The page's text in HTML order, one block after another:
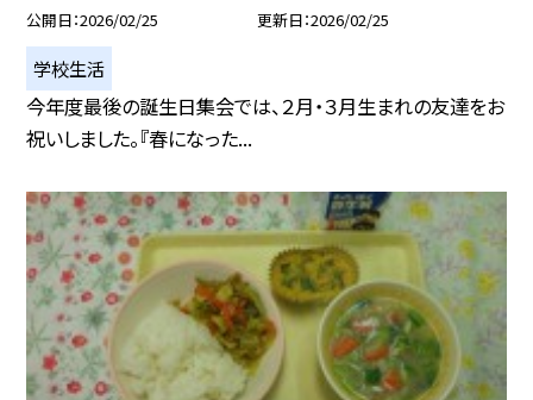
公開日 2026/02/25 更新日 2026/02/25
学校生活
今年度最後の誕生日集会では、２月・３月生まれの友達をお
祝いしました。『春になった...